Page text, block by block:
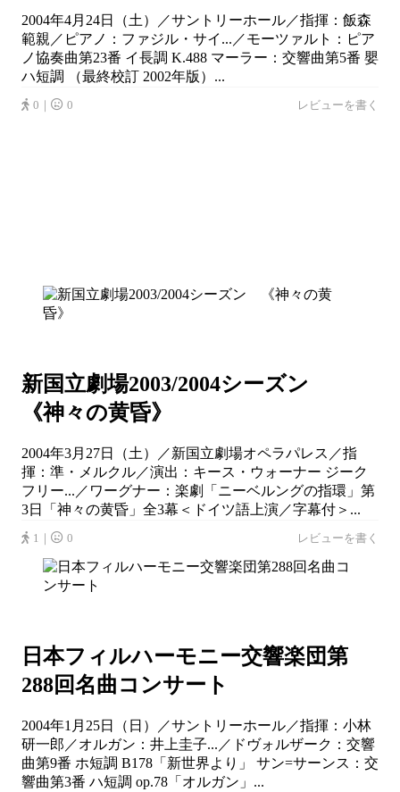
2004年4月24日（土）／サントリーホール／指揮：飯森
範親／ピアノ：ファジル・サイ...／モーツァルト：ピア
ノ協奏曲第23番 イ長調 K.488 マーラー：交響曲第5番 嬰
ハ短調 （最終校訂 2002年版）...
0｜ 0 レビューを書く
新国立劇場2003/2004シーズン
《神々の黄昏》
2004年3月27日（土）／新国立劇場オペラパレス／指
揮：準・メルクル／演出：キース・ウォーナー ジーク
フリー...／ワーグナー：楽劇「ニーベルングの指環」第
3日「神々の黄昏」全3幕＜ドイツ語上演／字幕付＞...
1｜ 0 レビューを書く
日本フィルハーモニー交響楽団第
288回名曲コンサート
2004年1月25日（日）／サントリーホール／指揮：小林
研一郎／オルガン：井上圭子...／ドヴォルザーク：交響
曲第9番 ホ短調 B178「新世界より」 サン=サーンス：交
響曲第3番 ハ短調 op.78「オルガン」...